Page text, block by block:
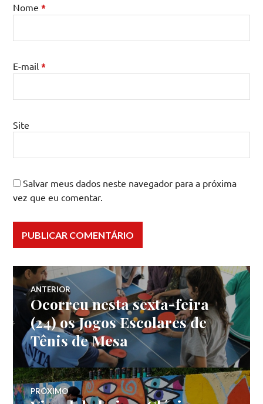
Nome*
E-mail*
Site
Salvar meus dados neste navegador para a próxima
vez que eu comentar.
Navegação
de
Post
ANTERIOR
Post
anterior:
Ocorreu nesta sexta-feira
(24) os Jogos Escolares de
Tênis de Mesa
PRÓXIMO